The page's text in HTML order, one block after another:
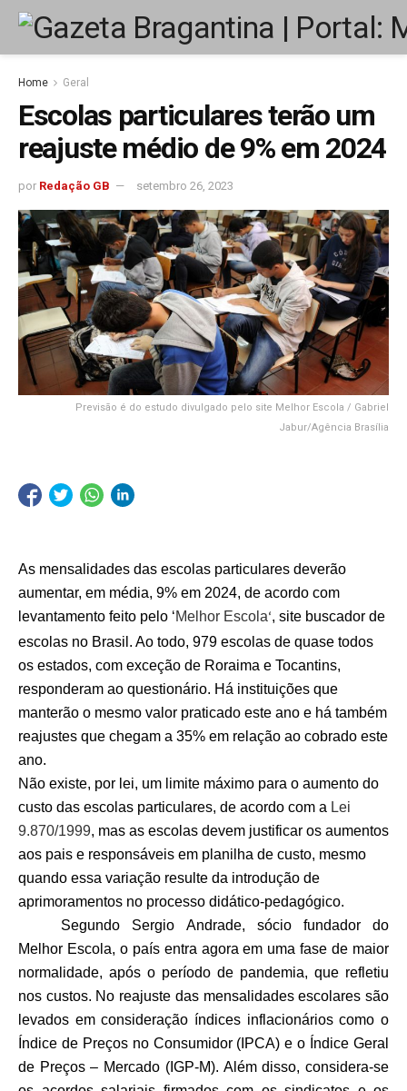
Home Geral
Escolas particulares terão um
reajuste médio de 9% em 2024
por Redação GB setembro 26, 2023
Previsão é do estudo divulgado pelo site Melhor Escola / Gabriel
Jabur/Agência Brasília
As mensalidades das escolas particulares deverão
aumentar, em média, 9% em 2024, de acordo com
levantamento feito pelo ‘Melhor Escola‘, site buscador de
escolas no Brasil. Ao todo, 979 escolas de quase todos
os estados, com exceção de Roraima e Tocantins,
responderam ao questionário. Há instituições que
manterão o mesmo valor praticado este ano e há também
reajustes que chegam a 35% em relação ao cobrado este
ano.
Não existe, por lei, um limite máximo para o aumento do
custo das escolas particulares, de acordo com a Lei
9.870/1999, mas as escolas devem justificar os aumentos
aos pais e responsáveis em planilha de custo, mesmo
quando essa variação resulte da introdução de
aprimoramentos no processo didático-pedagógico.
Segundo Sergio Andrade, sócio fundador do
Melhor Escola, o país entra agora em uma fase de maior
normalidade, após o período de pandemia, que refletiu
nos custos. No reajuste das mensalidades escolares são
levados em consideração índices inflacionários como o
Índice de Preços no Consumidor (IPCA) e o Índice Geral
de Preços – Mercado (IGP-M). Além disso, considera-se